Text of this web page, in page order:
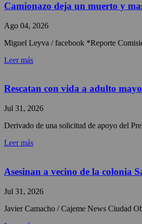
Camionazo deja un muerto y
Ago 04, 2026
Miguel Leyva / facebook *Reporte
Leer más
Rescatan con vida a adulto
Jul 31, 2026
Derivado de una solicitud de apoyo del
Leer más
Asesinan a vecino de la colonia
Jul 31, 2026
Javier Camacho / Cajeme News Ciudad